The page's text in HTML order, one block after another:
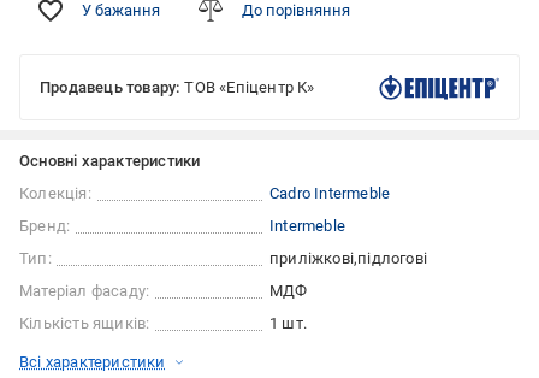
У бажання До порівняння
Продавець товару: ТОВ «Епіцентр К»
Основні характеристики
Колекція:
Cadro Intermeble
Бренд:
Intermeble
Тип:
приліжкові підлогові
Матеріал фасаду:
МДФ
Кількість ящиків:
1 шт.
Всі характеристики